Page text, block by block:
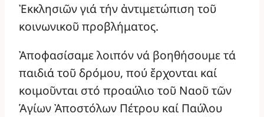
Ἐκκλησιῶν γιά τήν ἀντιμετώπιση τοῦ
κοινωνικοῦ προβλήματος.
Ἀποφασίσαμε λοιπόν νά βοηθήσουμε τά
παιδιά τοῦ δρόμου, πού ἔρχονται καί
κοιμοῦνται στό προαύλιο τοῦ Ναοῦ τῶν
Ἁγίων Ἀποστόλων Πέτρου καί Παύλου